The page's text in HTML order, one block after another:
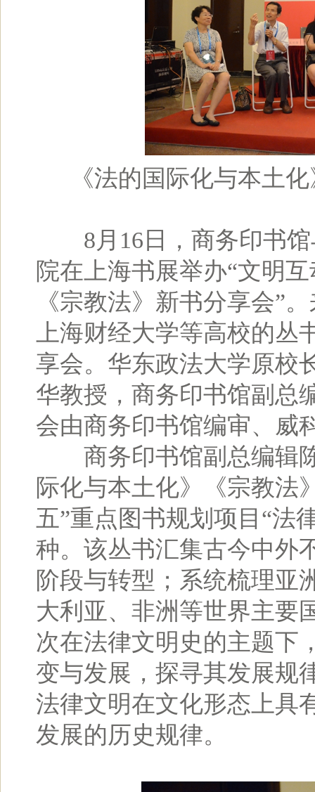
《法的国际化与本土
8月16日，商务印书馆
院在上海书展举办“文明
《宗教法》新书分享会”
上海财经大学等高校的
享会。华东政法大学原校
华教授，商务印书馆副总
会由商务印书馆编审、威
商务印书馆副总编辑陈
际化与本土化》《宗教法
五”重点图书规划项目“法
种。该丛书汇集古今中外
阶段与转型；系统梳理亚
大利亚、非洲等世界主要
次在法律文明史的主题下
变与发展，探寻其发展规
法律文明在文化形态上具
发展的历史规律。